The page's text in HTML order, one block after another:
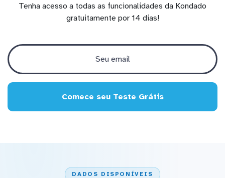
Tenha acesso a todas as funcionalidades da Kondado
gratuitamente por 14 dias!
Comece seu Teste Grátis
DADOS DISPONÍVEIS